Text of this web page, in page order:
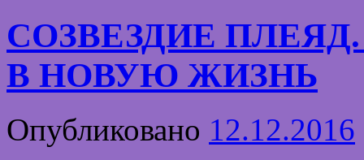
СОЗВЕЗДИЕ ПЛЕЯД.
В НОВУЮ ЖИЗНЬ
Опубликовано 12.12.2016